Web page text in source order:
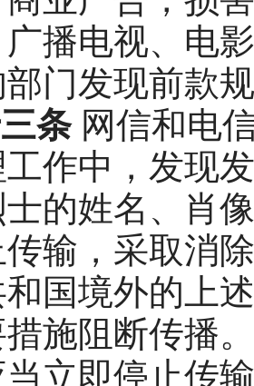
播电视、电
门发现前款
条 网信和电
作中，发现
的姓名、肖
输，采取消
国境外的上
施阻断传播
立即停止传